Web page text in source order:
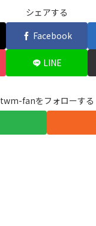
シェアする
Facebook
LINE
twm-fanをフォローする